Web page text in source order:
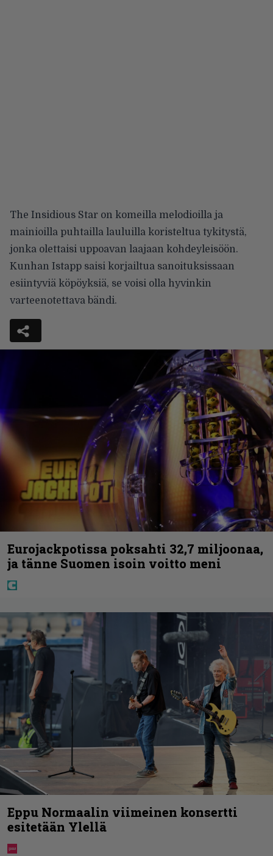
The Insidious Star on komeilla melodioilla ja
mainioilla puhtailla lauluilla koristeltua tykitystä,
jonka olettaisi uppoavan laajaan kohdeyleisöön.
Kunhan Istapp saisi korjailtua sanoituksissaan
esiintyviä köpöyksiä, se voisi olla hyvinkin
varteenotettava bändi.
Eurojackpotissa poksahti 32,7 miljoonaa,
ja tänne Suomen isoin voitto meni
Eppu Normaalin viimeinen konsertti
esitetään Ylellä